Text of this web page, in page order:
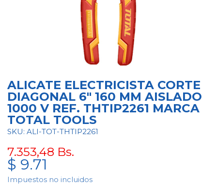
ALICATE ELECTRICISTA CORTE
DIAGONAL 6" 160 MM AISLADO
1000 V REF. THTIP2261 MARCA
TOTAL TOOLS
SKU: ALI-TOT-THTIP2261
7.353,48 Bs.
$ 9.71
Impuestos no incluidos